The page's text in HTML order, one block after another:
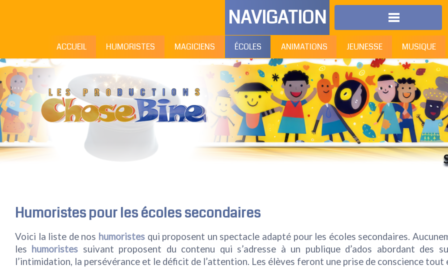
NAVIGATION
ACCUEIL HUMORISTES MAGICIENS ÉCOLES ANIMATIONS JEUNESSE MUSIQUE
Humoristes pour les écoles secondaires
Voici la liste de nos humoristesqui proposent un spectacle adapté pour les écoles secondaires.
les humoristes suivant proposent du contenu qui s’adresse à un publique d’ados abordant des
l’intimidation, la persévérance et le déficit de l’attention. Les élèves feront une prise de conscience tout